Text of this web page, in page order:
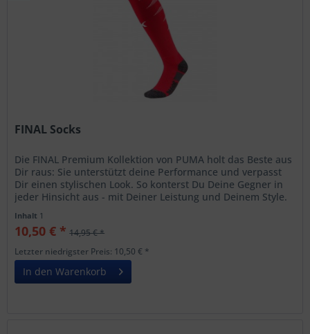
FINAL Socks
Die FINAL Premium Kollektion von PUMA holt das Beste aus
Dir raus: Sie unterstützt deine Performance und verpasst
Dir einen stylischen Look. So konterst Du Deine Gegner in
jeder Hinsicht aus - mit Deiner Leistung und Deinem Style.
Inhalt 1
10,50 € * 14,95 € *
Letzter niedrigster Preis: 10,50 € *
In den Warenkorb